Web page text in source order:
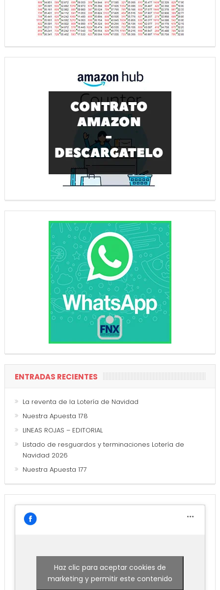
ENTRADAS RECIENTES
La reventa de la Lotería de Navidad
Nuestra Apuesta 178
LINEAS ROJAS – EDITORIAL
Listado de resguardos y terminaciones Lotería de
Navidad 2026
Nuestra Apuesta 177
Haz clic para aceptar cookies de
marketing y permitir este contenido